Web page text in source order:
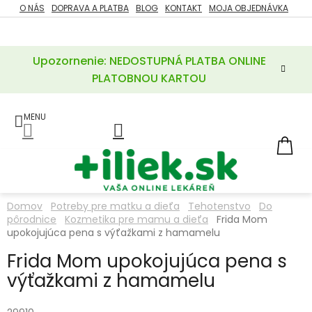
Prejsť
na
Upozornenie: NEDOSTUPNÁ PLATBA ONLINE
PLATOBNOU KARTOU
O NÁS DOPRAVA A PLATBA BLOG KONTAKT MOJA OBJEDNÁVKA
ZĽAVY
POTREBY
A
LIEKY
VITAMÍNY
A
MINERÁLY
KOZMETIKA
Domov Potreby pre matku a dieťa Tehotenstvo
Do
pôrodnice
Kozmetika pre mamu a dieťa
Frida Mom
upokojujúca pena s výťažkami z hamamelu
Frida Mom upokojujúca pena s
výťažkami z hamamelu